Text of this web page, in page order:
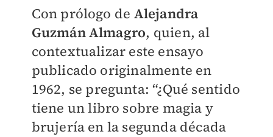
Con prólogo de Alejandra
Guzmán Almagro, quien, al
contextualizar este ensayo
publicado originalmente en
1962, se pregunta: “¿Qué sentido
tiene un libro sobre magia y
brujería en la segunda década